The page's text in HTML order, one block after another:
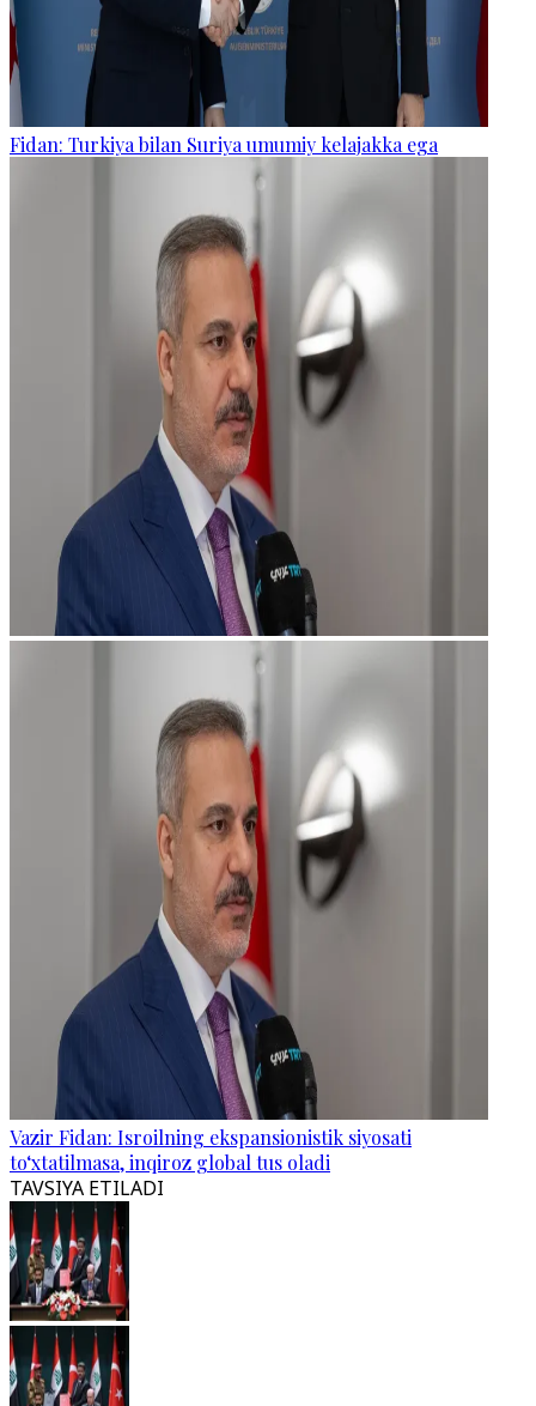
Fidan: Turkiya bilan Suriya umumiy kelajakka ega
Vazir Fidan: Isroilning ekspansionistik siyosati
to‘xtatilmasa, inqiroz global tus oladi
TAVSIYA ETILADI